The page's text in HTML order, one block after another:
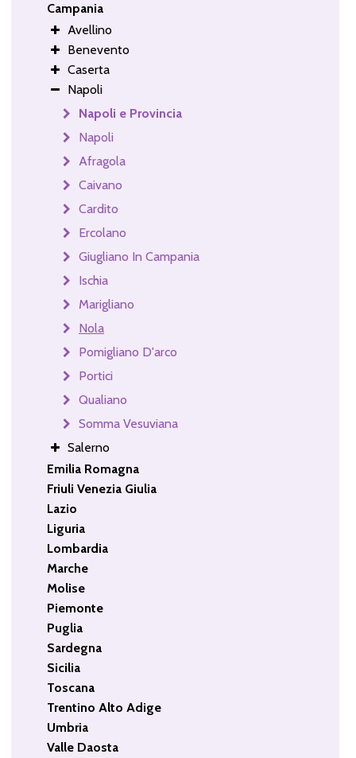
Campania
Avellino
Benevento
Caserta
Napoli
Napoli e Provincia
Napoli
Afragola
Caivano
Cardito
Ercolano
Giugliano In Campania
Ischia
Marigliano
Nola
Pomigliano D'arco
Portici
Qualiano
Somma Vesuviana
Salerno
Emilia Romagna
Friuli Venezia Giulia
Lazio
Liguria
Lombardia
Marche
Molise
Piemonte
Puglia
Sardegna
Sicilia
Toscana
Trentino Alto Adige
Umbria
Valle Daosta